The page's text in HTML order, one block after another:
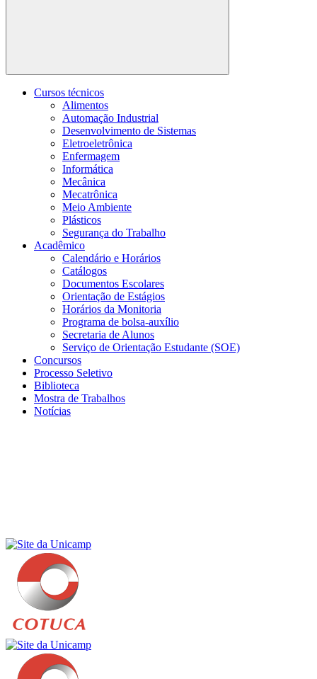
Buscar
Cursos técnicos
Alimentos
Automação Industrial
Desenvolvimento de Sistemas
Eletroeletrônica
Enfermagem
Informática
Mecânica
Mecatrônica
Meio Ambiente
Plásticos
Segurança do Trabalho
Acadêmico
Calendário e Horários
Catálogos
Documentos Escolares
Orientação de Estágios
Horários da Monitoria
Programa de bolsa-auxílio
Secretaria de Alunos
Serviço de Orientação Estudante (SOE)
Concursos
Processo Seletivo
Biblioteca
Mostra de Trabalhos
Notícias